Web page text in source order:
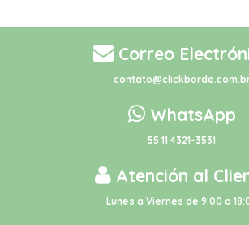
Correo
WhatsApp
55 11 4321-3531
Atención al
Lunes a Viernes de 9:00 a